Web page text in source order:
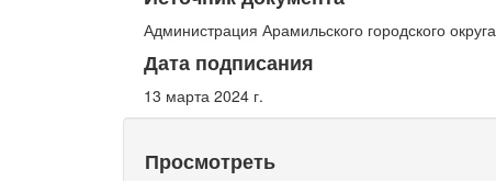
Администрация Арамильского городского округа
Дата подписания
13 марта 2024 г.
Просмотреть